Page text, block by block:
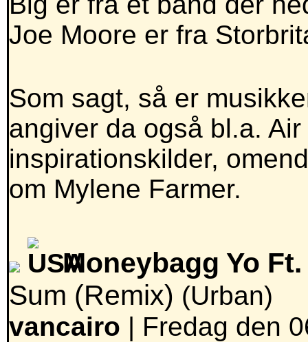
Joe Moore er fra
Som sagt, så er
angiver da også bl.a.
inspirationskilder,
om Mylene Farmer.
Moneybagg Yo
Sum (Remix) (Urban)
vancairo | Fredag den